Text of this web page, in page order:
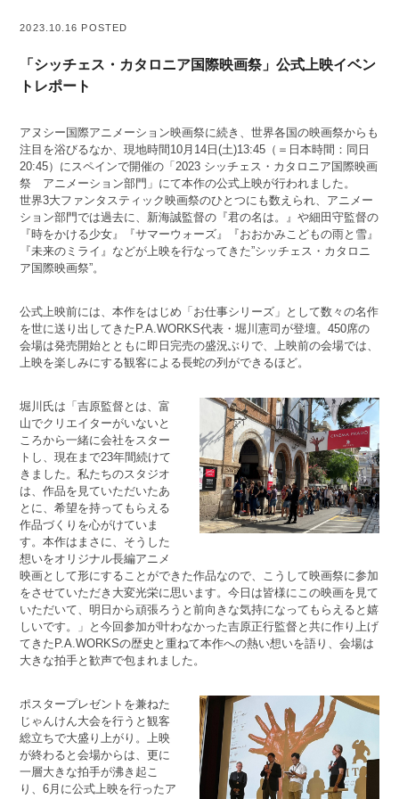
2023.10.16 POSTED
「シッチェス・カタロニア国際映画祭」公式上映イベン
トレポート
アヌシー国際アニメーション映画祭に続き、世界各国の映画祭からも
注目を浴びるなか、現地時間10月14日(土)13:45（＝日本時間：同日
20:45）にスペインで開催の「2023 シッチェス・カタロニア国際映画
祭 アニメーション部門」にて本作の公式上映が行われました。
世界3大ファンタスティック映画祭のひとつにも数えられ、アニメー
ション部門では過去に、新海誠監督の『君の名は。』や細田守監督の
『時をかける少女』『サマーウォーズ』『おおかみこどもの雨と雪』
『未来のミライ』などが上映を行なってきた”シッチェス・カタロニ
ア国際映画祭”。
公式上映前には、本作をはじめ「お仕事シリーズ」として数々の名作
を世に送り出してきたP.A.WORKS代表・堀川憲司が登壇。450席の
会場は発売開始とともに即日完売の盛況ぶりで、上映前の会場では、
上映を楽しみにする観客による長蛇の列ができるほど。
堀川氏は「吉原監督とは、富
山でクリエイターがいないと
ころから一緒に会社をスター
トし、現在まで23年間続けて
きました。私たちのスタジオ
は、作品を見ていただいたあ
とに、希望を持ってもらえる
作品づくりを心がけていま
す。本作はまさに、そうした
想いをオリジナル長編アニメ
映画として形にすることができた作品なので、こうして映画祭に参加
をさせていただき大変光栄に思います。今日は皆様にこの映画を見て
いただいて、明日から頑張ろうと前向きな気持になってもらえると嬉
しいです。」と今回参加が叶わなかった吉原正行監督と共に作り上げ
てきたP.A.WORKSの歴史と重ねて本作への熱い想いを語り、会場は
大きな拍手と歓声で包まれました。
ポスタープレゼントを兼ねた
じゃんけん大会を行うと観客
総立ちで大盛り上がり。上映
が終わると会場からは、更に
一層大きな拍手が沸き起こ
り、6月に公式上映を行ったア